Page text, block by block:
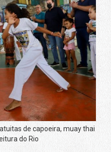
de capoeira, muay thai
do Rio